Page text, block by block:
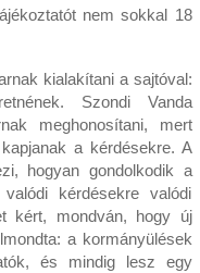
nem sokkal 18
kialakítani a sajtóval:
Szondi Vanda
meghonosítani, mert
a kérdésekre. A
hogyan gondolkodik a
kérdésekre valódi
kért, mondván, hogy új
a kormányülések
és mindig lesz egy